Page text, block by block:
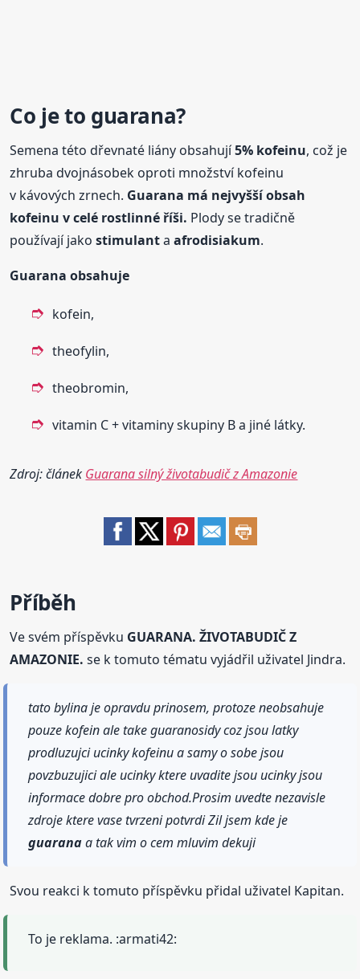
Co je to guarana?
Semena této dřevnaté liány obsahují5% kofeinu, což je
zhruba dvojnásobek oproti množství kofeinu
v kávových zrnech. Guarana má nejvyšší obsah
kofeinu v celé rostlinné říši. Plody se tradičně
používají jakostimulantaafrodisiakum.
Guarana obsahuje
kofein,
theofylin,
theobromin,
vitamin C + vitaminy skupiny B a jiné látky.
Zdroj: článek Guarana silný životabudič z Amazonie
Příběh
Ve svém příspěvku GUARANA. ŽIVOTABUDIČ Z
AMAZONIE. se k tomuto tématu vyjádřil uživatel Jindra.
tato bylina je opravdu prinosem, protoze neobsahuje
pouze kofein ale take guaranosidy coz jsou latky
prodluzujci ucinky kofeinu a samy o sobe jsou
povzbuzujici ale ucinky ktere uvadite jsou ucinky jsou
informace dobre pro obchod.Prosim uvedte nezavisle
zdroje ktere vase tvrzeni potvrdi Zil jsem kde je
guaranaa tak vim o cem mluvim dekuji
Svou reakci k tomuto příspěvku přidal uživatel Kapitan.
To je reklama. :armati42: